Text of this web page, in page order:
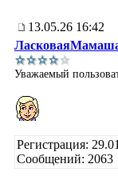
13.05.26 16:42
Уважаемый
Регистрация:
Сообщений: 2063